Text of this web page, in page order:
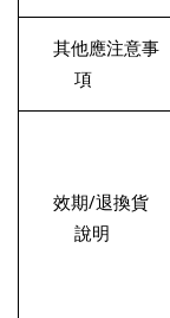
其他應注意事
項
效期/退換貨
說明